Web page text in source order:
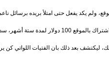
ولم يكد يفعل حتى امتلأ بريده
واكتشف انه لا يستطيع مراسلتهن لأنه لم
ليكتشف بعد ذلك بان الفتيات اللواتي